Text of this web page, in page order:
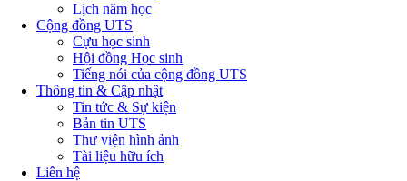
Lịch năm học
Cộng đồng UTS
Cựu học sinh
Hội đồng Học sinh
Tiếng nói của cộng đồng UTS
Thông tin & Cập nhật
Tin tức & Sự kiện
Bản tin UTS
Thư viện hình ảnh
Tài liệu hữu ích
Liên hệ